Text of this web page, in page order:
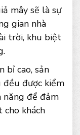
mây sẽ là sự
gian nhà
trời, khu biệt
bỉ cao, sản
được kiểm
năng để đảm
cho khách